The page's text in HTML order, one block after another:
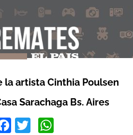
la artista Cinthia Poulsen
Sarachaga Bs. Aires
Facebook
Twitter